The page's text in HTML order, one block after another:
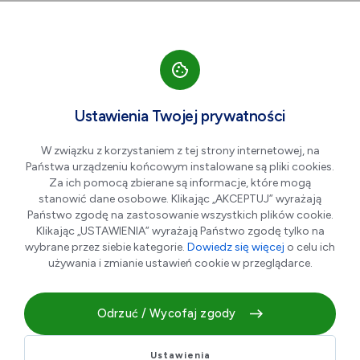
Erupcja
Dramat, romans
Ustawienia Twojej prywatności
W związku z korzystaniem z tej strony internetowej, na
Państwa urządzeniu końcowym instalowane są pliki cookies.
Za ich pomocą zbierane są informacje, które mogą
stanowić dane osobowe. Klikając „AKCEPTUJ” wyrażają
Państwo zgodę na zastosowanie wszystkich plików cookie.
Klikając „USTAWIENIA” wyrażają Państwo zgodę tylko na
wybrane przez siebie kategorie. Dowiedz się więcej o celu ich
używania i zmianie ustawień cookie w przeglądarce.
Odrzuć / Wycofaj zgody
Ustawienia